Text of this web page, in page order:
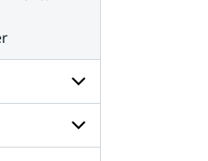
Undersidor
för